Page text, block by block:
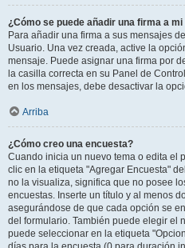
¿Cómo se puede añadir una firma a
Para añadir una firma a sus mensajes
Usuario. Una vez creada, active la
mensaje. Puede asignar una firma por
la casilla correcta en su Panel de
en los mensajes, debe desactivar la
Arriba
¿Cómo creo una encuesta?
Cuando inicia un nuevo tema o edita el
clic en la etiqueta "Agregar Encuesta"
no la visualiza, significa que no posee
encuestas. Inserte un título y al menos
asegurándose de que cada opción se
del formulario. También puede elegir el
puede seleccionar en la etiqueta